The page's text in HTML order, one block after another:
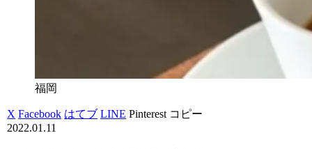
福岡
X Facebook はてブ LINE Pinterest コピー
2022.01.11